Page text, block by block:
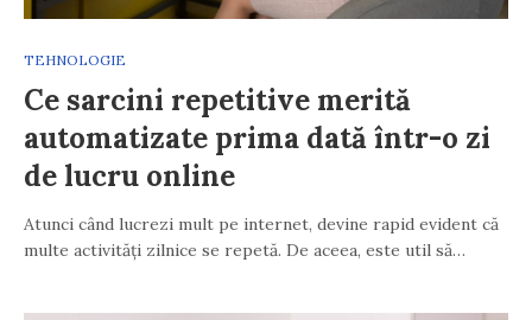
TEHNOLOGIE
Ce sarcini repetitive merită
automatizate prima dată într-o zi
de lucru online
Atunci când lucrezi mult pe internet, devine rapid evident că
multe activități zilnice se repetă. De aceea, este util să…